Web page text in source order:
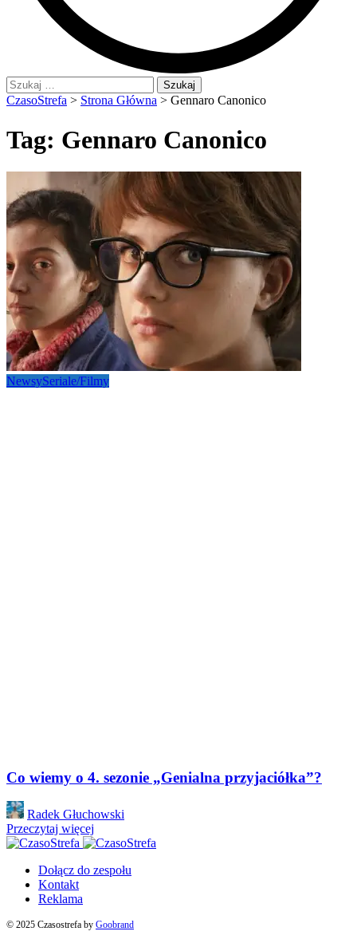
Szukaj:
CzasoStrefa > Strona Główna > Gennaro Canonico
Tag: Gennaro Canonico
NewsySeriale/Filmy
Co wiemy o 4. sezonie „Genialna przyjaciółka”?
Posted
by
Radek Głuchowski
Przeczytaj więcej
Dołącz do zespołu
Kontakt
Reklama
© 2025 Czasostrefa by Goobrand